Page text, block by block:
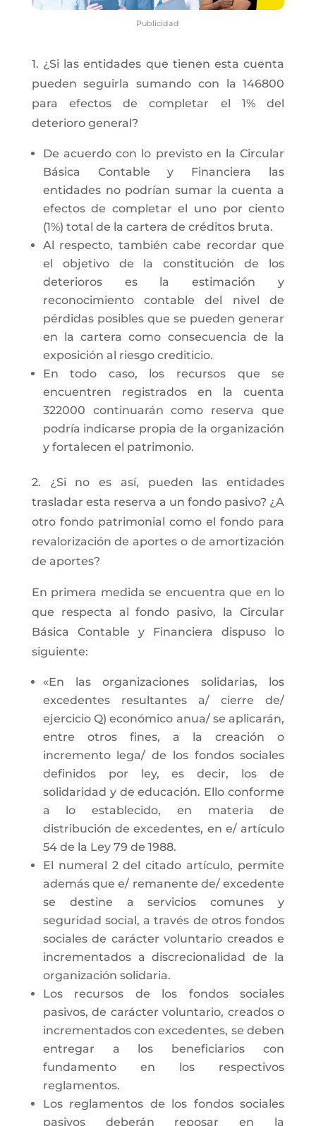
Publicidad
1. ¿Si las entidades que tienen esta cuenta
pueden seguirla sumando con la 146800
para efectos de completar el 1% del
deterioro general?
De acuerdo con lo previsto en la Circular
Básica Contable y Financiera las
entidades no podrían sumar la cuenta a
efectos de completar el uno por ciento
(1%) total de la cartera de créditos bruta.
Al respecto, también cabe recordar que
el objetivo de la constitución de los
deterioros es la estimación y
reconocimiento contable del nivel de
pérdidas posibles que se pueden generar
en la cartera como consecuencia de la
exposición al riesgo crediticio.
En todo caso, los recursos que se
encuentren registrados en la cuenta
322000 continuarán como reserva que
podría indicarse propia de la organización
y fortalecen el patrimonio.
2. ¿Si no es así, pueden las entidades
trasladar esta reserva a un fondo pasivo? ¿A
otro fondo patrimonial como el fondo para
revalorización de aportes o de amortización
de aportes?
En primera medida se encuentra que en lo
que respecta al fondo pasivo, la Circular
Básica Contable y Financiera dispuso lo
siguiente:
«En las organizaciones solidarias, los
excedentes resultantes a/ cierre de/
ejercicio Q) económico anua/ se aplicarán,
entre otros fines, a la creación o
incremento lega/ de los fondos sociales
definidos por ley, es decir, los de
solidaridad y de educación. Ello conforme
a lo establecido, en materia de
distribución de excedentes, en e/ artículo
54 de la Ley 79 de 1988.
El numeral 2 del citado artículo, permite
además que e/ remanente de/ excedente
se destine a servicios comunes y
seguridad social, a través de otros fondos
sociales de carácter voluntario creados e
incrementados a discrecionalidad de la
organización solidaria.
Los recursos de los fondos sociales
pasivos, de carácter voluntario, creados o
incrementados con excedentes, se deben
entregar a los beneficiarios con
fundamento en los respectivos
reglamentos.
Los reglamentos de los fondos sociales
pasivos deberán reposar en la